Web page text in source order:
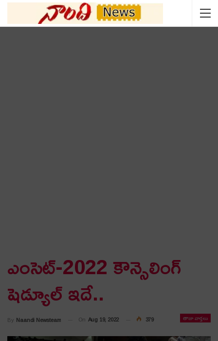
ఎంసెట్-2022 కౌన్సెలింగ్
షెడ్యూల్ ఇదే..
తాజా వార్తలు
By Naandi Newsteam On Aug 19, 2022 379